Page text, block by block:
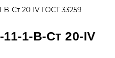
1-B-Ст 20-IV